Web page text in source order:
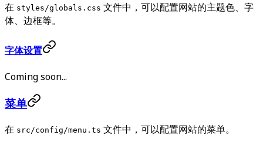
在 styles/globals.css 文件中，可以配置网站的主题色、字
体、边框等。
字体设置
Coming soon...
菜单
在 src/config/menu.ts 文件中，可以配置网站的菜单。